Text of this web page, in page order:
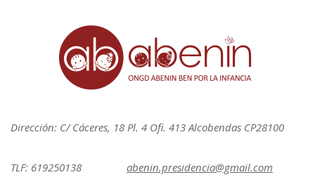
Dirección: C/ Cáceres, 18 Pl. 4 Ofi. 413 Alcobendas CP28100
TLF: 619250138 abenin.presidencia@gmail.com